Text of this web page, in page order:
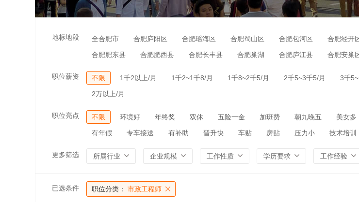
地标地段 全合肥市 合肥庐阳区 合肥瑶海区 合肥蜀山区 合肥包河区 合肥经开
合肥肥东县 合肥肥西县 合肥长丰县 合肥巢湖 合肥庐江县 合肥安巢
职位薪资 不限 1千2以上/月 1千2~1千8/月 1千8~2千5/月 2千5~3千5/月 3千
2万以上/月
职位亮点 不限 环境好 年终奖 双休 五险一金 加班费 朝九晚五 美女多
有年假 专车接送 有补助 晋升快 车贴 房贴 压力小 技术培训
更多筛选 所属行业 企业规模 工作性质 学历要求 工作经验
已选条件 职位分类： 市政工程师